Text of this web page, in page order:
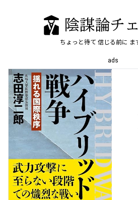
陰謀論チ
ちょっと待て 信じる前に ま
ads